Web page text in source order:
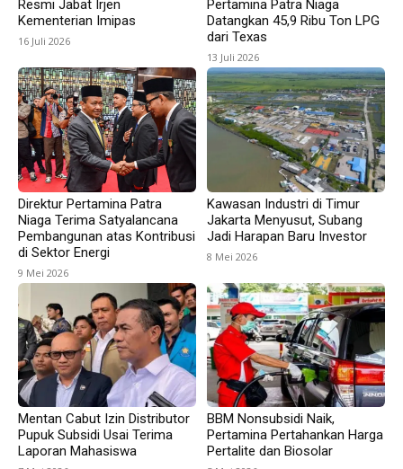
Resmi Jabat Irjen
Kementerian Imipas
16 Juli 2026
Pertamina Patra Niaga
Datangkan 45,9 Ribu Ton LPG
dari Texas
13 Juli 2026
Direktur Pertamina Patra
Niaga Terima Satyalancana
Pembangunan atas Kontribusi
di Sektor Energi
9 Mei 2026
Kawasan Industri di Timur
Jakarta Menyusut, Subang
Jadi Harapan Baru Investor
8 Mei 2026
Mentan Cabut Izin Distributor
Pupuk Subsidi Usai Terima
Laporan Mahasiswa
BBM Nonsubsidi Naik,
Pertamina Pertahankan Harga
Pertalite dan Biosolar